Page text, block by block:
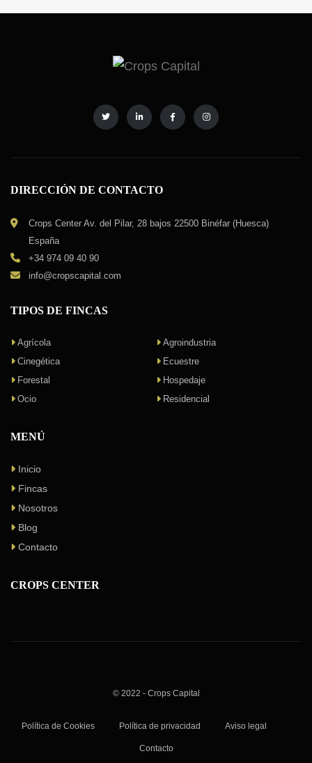
DIRECCIÓN DE CONTACTO
Crops Center Av. del Pilar, 28 bajos 22500 Binéfar (Huesca)
España
+34 974 09 40 90
info@cropscapital.com
TIPOS DE FINCAS
Agrícola
Agroindustria
Cinegética
Ecuestre
Forestal
Hospedaje
Ocio
Residencial
MENÚ
Inicio
Fincas
Nosotros
Blog
Contacto
CROPS CENTER
© 2022 - Crops Capital
Política de Cookies Política de privacidad Aviso legal
Contacto